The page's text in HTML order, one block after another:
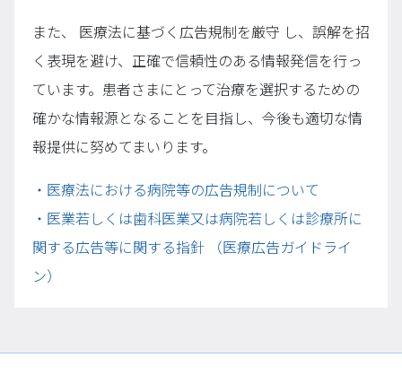
また、 医療法に基づく広告規制を厳守 し、誤解を招
く表現を避け、正確で信頼性のある情報発信を行っ
ています。患者さまにとって治療を選択するための
確かな情報源となることを目指し、今後も適切な情
報提供に努めてまいります。
・医療法における病院等の広告規制について
・医業若しくは歯科医業又は病院若しくは診療所に
関する広告等に関する指針 （医療広告ガイドライ
ン）